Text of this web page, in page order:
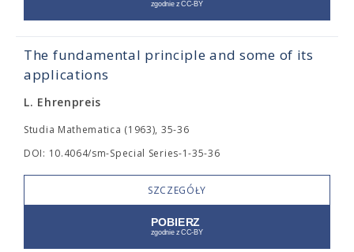
The fundamental principle and some of its
applications
L. Ehrenpreis
Studia Mathematica (1963), 35-36
DOI: 10.4064/sm-Special Series-1-35-36
SZCZEGÓŁY